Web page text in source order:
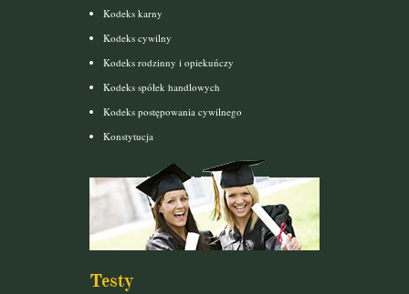
Kodeks karny
Kodeks cywilny
Kodeks rodzinny i opiekuńczy
Kodeks spółek handlowych
Kodeks postępowania cywilnego
Konstytucja
Testy